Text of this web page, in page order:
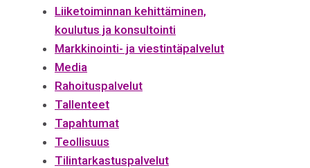
Liiketoiminnan kehittäminen,
koulutus ja konsultointi
Markkinointi- ja viestintäpalvelut
Media
Rahoituspalvelut
Tallenteet
Tapahtumat
Teollisuus
Tilintarkastuspalvelut